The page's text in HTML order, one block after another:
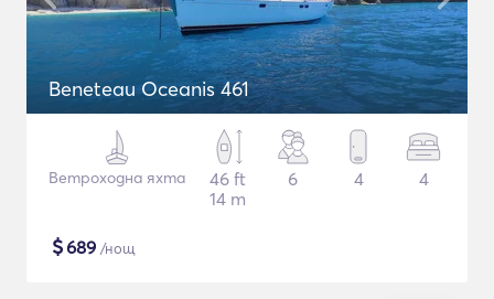
Beneteau Oceanis 461
Ветроходна яхта
46 ft
14 m
6 4 4
$689 /нощ